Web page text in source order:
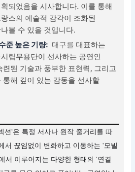
되었음을 시사합니다. 이를 통해
스의 예술적 감각이 조화된
볼 수 있을 것입니다.
준 높은 기량: 대구를 대표하는
립무용단이 선사하는 공연인
련된 기술과 풍부한 표현력, 그리고
통해 깊이 있는 감동을 선사할
션'은 특정 서사나 원작 줄거리를 따
서 끊임없이 변화하고 이동하는 '모빌
서 이루어지는 다양한 형태의 '연결